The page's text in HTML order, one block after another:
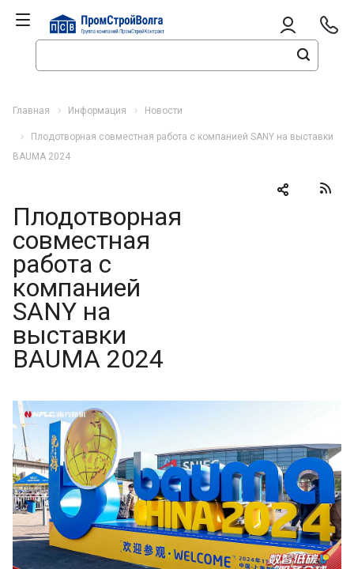
Главная Информация Новости
Плодотворная совместная работа с компанией SANY на выставки
BAUMA 2024
Плодотворная
совместная
работа с
компанией
SANY на
выставки
BAUMA 2024